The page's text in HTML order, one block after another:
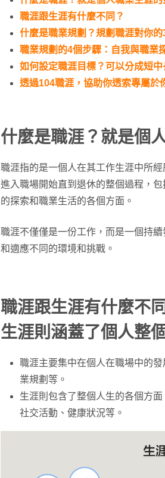
職涯跟生涯有什麼不同？
什麼是職業規劃？規劃職涯對你的
職業規劃的4個步驟：自我與職業
如何設定職涯目標？可以分成短中
透過104職涯，協助你透索專屬於
什麼是職涯？就是個
職涯指的是一個人在其工作生涯中所
進入職場開始直到退休的整個過程，
的探索和職業生活的各個方面。
職涯不僅僅是一份工作，而是一個持
和適應不同的環境和挑戰。
職涯跟生涯有什麼不
生涯則涵蓋了個人整
職涯主要集中在個人在職場中的
業規劃等。
生涯則包含了整個人生的各個方
社交活動、健康狀況等。